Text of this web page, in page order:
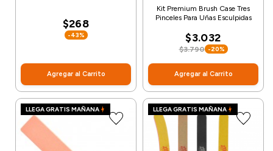
$268
-43%
Agregar al Carrito
Kit Premium Brush Case Tres
Pinceles Para Uñas Esculpidas
$3.032
$3.790 -20%
Agregar al Carrito
LLEGA GRATIS MAÑANA LLEGA GRATIS MAÑANA